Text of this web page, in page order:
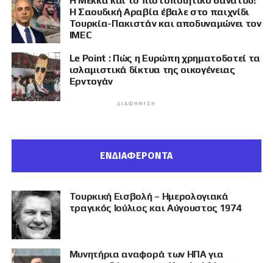
Η Σαουδική Αραβία έβαλε στο παιχνίδι
Τουρκία-Πακιστάν και αποδυναμώνει τον
IMEC
Le Point : Πώς η Ευρώπη χρηματοδοτεί τα
ισλαμιστικά δίκτυα της οικογένειας
Ερντογάν
ΔΙΑΦΉΜΙΣΗ
ΕΝΔΙΑΦΕΡΟΝΤΑ
Τουρκική Εισβολή – Ημερολογιακά
τραγικός Ιούλιος και Αύγουστος 1974
Μυνητήρια αναφορά των ΗΠΑ για